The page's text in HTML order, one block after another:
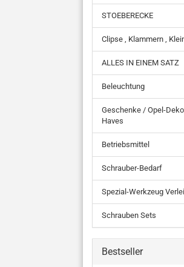
STOEBERECKE
Clipse , Klammern ,
ALLES IN EINEM SATZ
Beleuchtung
Geschenke / Opel-
Haves
Betriebsmittel
Schrauber-Bedarf
Spezial-Werkzeug
Schrauben Sets
Bestseller